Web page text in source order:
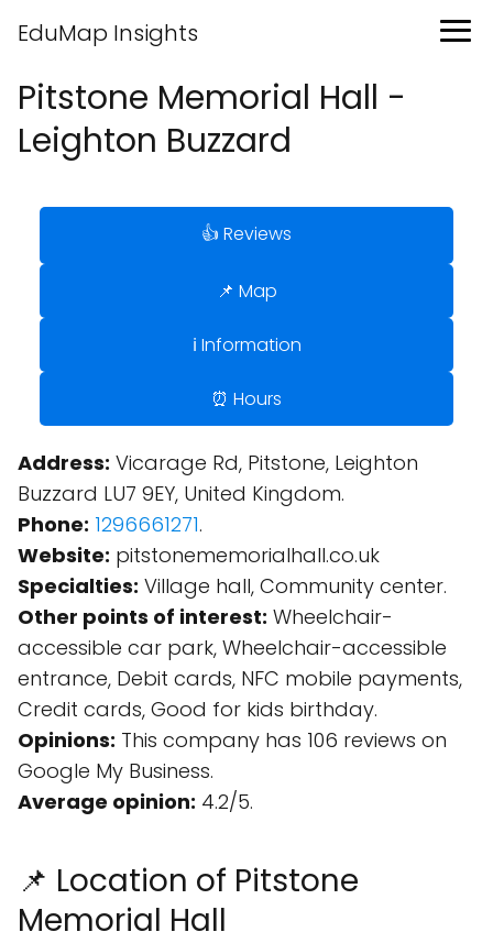
EduMap Insights
Pitstone Memorial Hall -
Leighton Buzzard
👍 Reviews
📌 Map
ℹ️ Information
⏰ Hours
Address: Vicarage Rd, Pitstone, Leighton
Buzzard LU7 9EY, United Kingdom.
Phone: 1296661271.
Website: pitstonememorialhall.co.uk
Specialties: Village hall, Community center.
Other points of interest: Wheelchair-
accessible car park, Wheelchair-accessible
entrance, Debit cards, NFC mobile payments,
Credit cards, Good for kids birthday.
Opinions: This company has 106 reviews on
Google My Business.
Average opinion: 4.2/5.
📌 Location of Pitstone
Memorial Hall